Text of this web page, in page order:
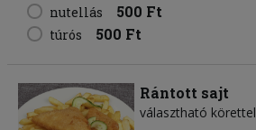
nutellás 500 Ft
túrós 500 Ft
Rántott sajt
választható körettel